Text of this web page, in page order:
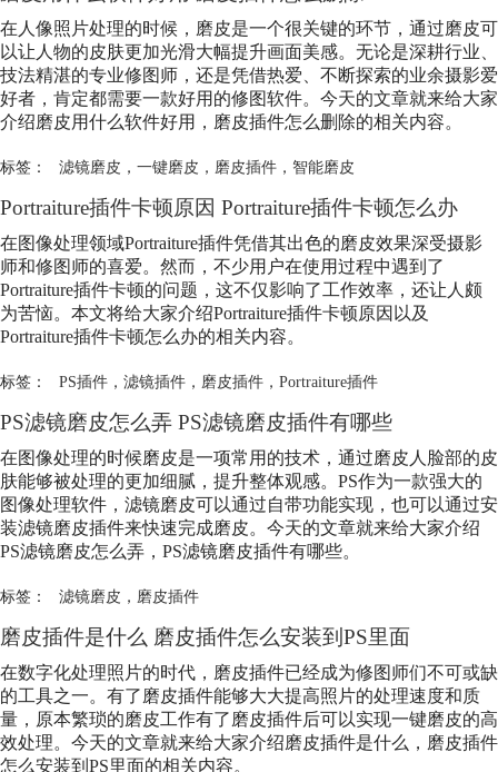
在人像照片处理的时候，磨皮是一个很关键的环节，通过磨皮可
以让人物的皮肤更加光滑大幅提升画面美感。无论是深耕行业、
技法精湛的专业修图师，还是凭借热爱、不断探索的业余摄影爱
好者，肯定都需要一款好用的修图软件。今天的文章就来给大家
介绍磨皮用什么软件好用， 磨皮插件怎么删除的相关内容。
标签： 滤镜磨皮 ， 一键磨皮 ， 磨皮插件， 智能磨皮
Portraiture插件卡顿原因 Portraiture插件卡顿怎么办
在图像处理领域Portraiture插件凭借其出色的磨皮效果深受摄影
师和修图师的喜爱。然而，不少用户在使用过程中遇到了
Portraiture插件卡顿的问题，这不仅影响了工作效率，还让人颇
为苦恼。本文将给大家介绍Portraiture插件卡顿原因以及
Portraiture插件卡顿怎么办的相关内容。
标签： PS插件， 滤镜插件， 磨皮插件， Portraiture插件
PS滤镜磨皮怎么弄 PS滤镜磨皮插件有哪些
在图像处理的时候磨皮是一项常用的技术，通过磨皮人脸部的皮
肤能够被处理的更加细腻，提升整体观感。PS作为一款强大的
图像处理软件，滤镜磨皮可以通过自带功能实现，也可以通过安
装滤镜磨皮插件来快速完成磨皮。今天的文章就来给大家介绍
PS滤镜磨皮怎么弄，PS滤镜磨皮插件有哪些。
标签： 滤镜磨皮 ， 磨皮插件
磨皮插件是什么 磨皮插件怎么安装到PS里面
在数字化处理照片的时代， 磨皮插件已经成为修图师们不可或缺
的工具之一。有了 磨皮插件能够大大提高照片的处理速度和质
量，原本繁琐的磨皮工作有了 磨皮插件后可以实现一键磨皮的高
效处理。今天的文章就来给大家介绍磨皮插件是什么， 磨皮插件
怎么安装到PS里面的相关内容。